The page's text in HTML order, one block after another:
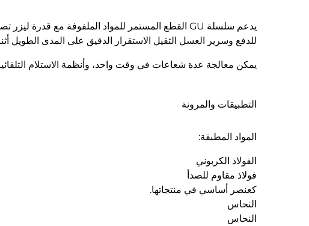
للدفع وسرير العسل الثقيل الاستقرار الدقيق على المدى الطويل
يمكن معالجة عدة شعاعات في وقت واحد، وأنظمة الاستلام التلقائية
التطبيقات والمرونة
المواد المطبقة:
الفولاذ الكربوني
فولاذ مقاوم للصدأ
كعنصر أساسي في منتجاتها.
النحاس
النحاس